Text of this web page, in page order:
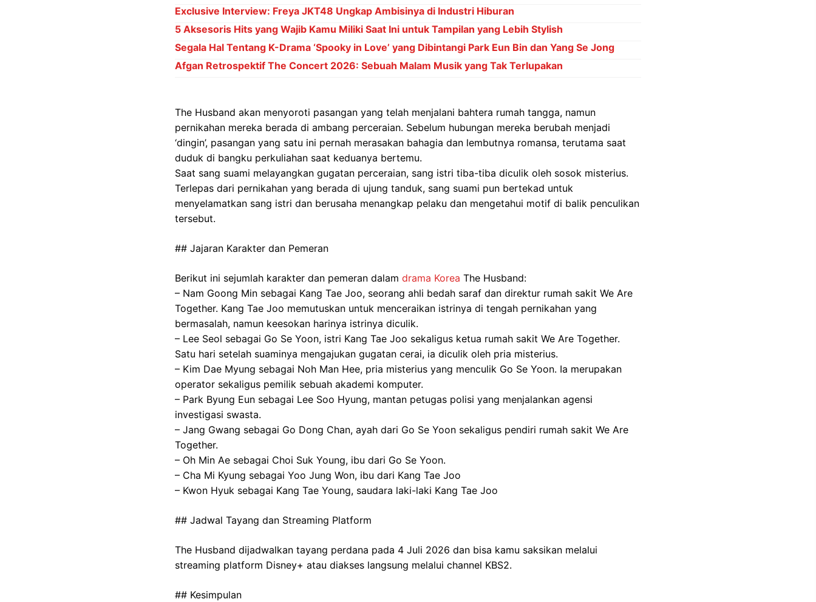
Exclusive Interview: Freya JKT48 Ungkap Ambisinya di Industri Hiburan
5 Aksesoris Hits yang Wajib Kamu Miliki Saat Ini untuk Tampilan yang Lebih Stylish
Segala Hal Tentang K-Drama ‘Spooky in Love’ yang Dibintangi Park Eun Bin dan Yang Se Jong
Afgan Retrospektif The Concert 2026: Sebuah Malam Musik yang Tak Terlupakan
The Husband akan menyoroti pasangan yang telah menjalani bahtera rumah tangga, namun
pernikahan mereka berada di ambang perceraian. Sebelum hubungan mereka berubah menjadi
‘dingin’, pasangan yang satu ini pernah merasakan bahagia dan lembutnya romansa, terutama saat
duduk di bangku perkuliahan saat keduanya bertemu.
Saat sang suami melayangkan gugatan perceraian, sang istri tiba-tiba diculik oleh sosok misterius.
Terlepas dari pernikahan yang berada di ujung tanduk, sang suami pun bertekad untuk
menyelamatkan sang istri dan berusaha menangkap pelaku dan mengetahui motif di balik penculikan
tersebut.
## Jajaran Karakter dan Pemeran
Berikut ini sejumlah karakter dan pemeran dalam drama Korea The Husband:
– Nam Goong Min sebagai Kang Tae Joo, seorang ahli bedah saraf dan direktur rumah sakit We Are
Together. Kang Tae Joo memutuskan untuk menceraikan istrinya di tengah pernikahan yang
bermasalah, namun keesokan harinya istrinya diculik.
– Lee Seol sebagai Go Se Yoon, istri Kang Tae Joo sekaligus ketua rumah sakit We Are Together.
Satu hari setelah suaminya mengajukan gugatan cerai, ia diculik oleh pria misterius.
– Kim Dae Myung sebagai Noh Man Hee, pria misterius yang menculik Go Se Yoon. Ia merupakan
operator sekaligus pemilik sebuah akademi komputer.
– Park Byung Eun sebagai Lee Soo Hyung, mantan petugas polisi yang menjalankan agensi
investigasi swasta.
– Jang Gwang sebagai Go Dong Chan, ayah dari Go Se Yoon sekaligus pendiri rumah sakit We Are
Together.
– Oh Min Ae sebagai Choi Suk Young, ibu dari Go Se Yoon.
– Cha Mi Kyung sebagai Yoo Jung Won, ibu dari Kang Tae Joo
– Kwon Hyuk sebagai Kang Tae Young, saudara laki-laki Kang Tae Joo
## Jadwal Tayang dan Streaming Platform
The Husband dijadwalkan tayang perdana pada 4 Juli 2026 dan bisa kamu saksikan melalui
streaming platform Disney+ atau diakses langsung melalui channel KBS2.
## Kesimpulan